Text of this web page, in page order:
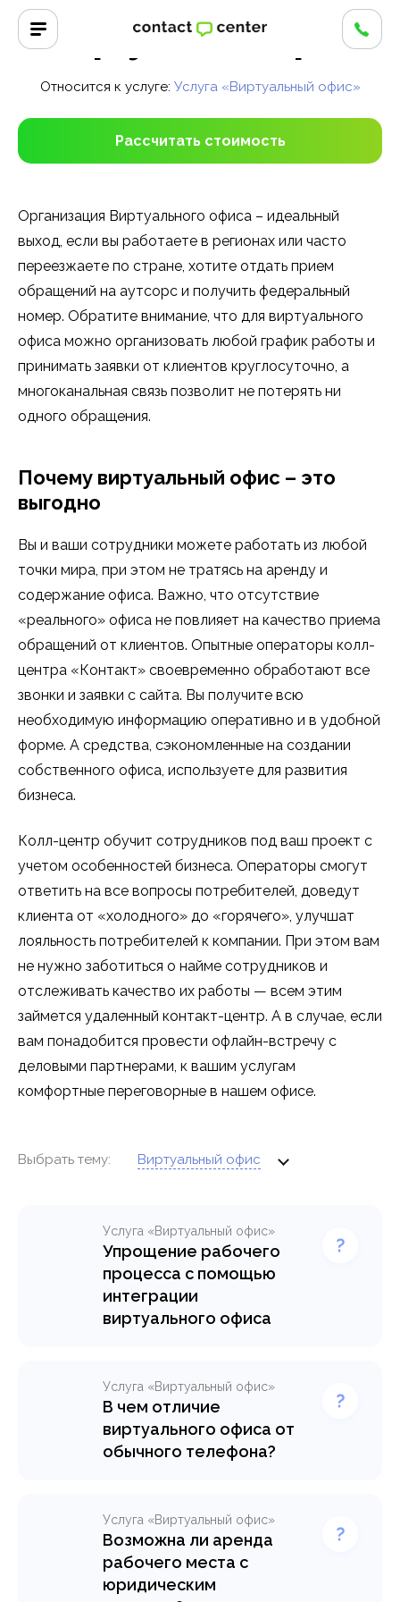
Главная
Виртуальный офис
Относится к услуге: Услуга «Виртуальный офис»
Рассчитать стоимость
Организация Виртуального офиса – идеальный
выход, если вы работаете в регионах или часто
переезжаете по стране, хотите отдать прием
обращений на аутсорс и получить федеральный
номер. Обратите внимание, что для виртуального
офиса можно организовать любой график работы и
принимать заявки от клиентов круглосуточно, а
многоканальная связь позволит не потерять ни
одного обращения.
Почему виртуальный офис – это
выгодно
Вы и ваши сотрудники можете работать из любой
точки мира, при этом не тратясь на аренду и
содержание офиса. Важно, что отсутствие
«реального» офиса не повлияет на качество приема
обращений от клиентов. Опытные операторы колл-
центра «Контакт» своевременно обработают все
звонки и заявки с сайта. Вы получите всю
необходимую информацию оперативно и в удобной
форме. А средства, сэкономленные на создании
собственного офиса, используете для развития
бизнеса.
Колл-центр обучит сотрудников под ваш проект с
учетом особенностей бизнеса. Операторы смогут
ответить на все вопросы потребителей, доведут
клиента от «холодного» до «горячего», улучшат
лояльность потребителей к компании. При этом вам
не нужно заботиться о найме сотрудников и
отслеживать качество их работы — всем этим
займется удаленный контакт-центр. А в случае, если
вам понадобится провести офлайн-встречу с
деловыми партнерами, к вашим услугам
комфортные переговорные в нашем офисе.
Выбрать тему: Виртуальный офис
Услуга «Виртуальный офис»
Упрощение рабочего
процесса с помощью
интеграции
виртуального офиса
роли в современных
рабочих процессах.
Познакомьтесь с
процессом интеграции
виртуального офиса и
организации колл-центра.
Узнать подробнее >
Услуга «Виртуальный офис»
В чем отличие
виртуального офиса от
обычного телефона?
офис взамен обычного
телефона – с чем это
связано и какую пользу
развитию вашего бизнеса
может принести установка
Услуга «Виртуальный офис»
Возможна ли аренда
рабочего места с
юридическим